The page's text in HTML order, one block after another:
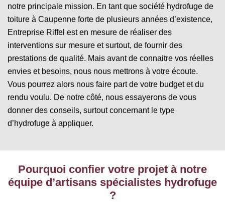
notre principale mission. En tant que société hydrofuge de
toiture à Caupenne forte de plusieurs années d’existence,
Entreprise Riffel est en mesure de réaliser des
interventions sur mesure et surtout, de fournir des
prestations de qualité. Mais avant de connaitre vos réelles
envies et besoins, nous nous mettrons à votre écoute.
Vous pourrez alors nous faire part de votre budget et du
rendu voulu. De notre côté, nous essayerons de vous
donner des conseils, surtout concernant le type
d’hydrofuge à appliquer.
Pourquoi confier votre projet à notre
équipe d’artisans spécialistes hydrofuge
?